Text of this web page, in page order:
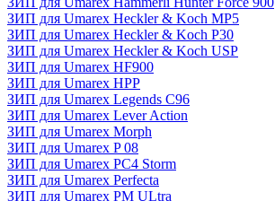
ЗИП для Umarex Heckler & Koch MP5
ЗИП для Umarex Heckler & Koch P30
ЗИП для Umarex Heckler & Koch USP
ЗИП для Umarex HF900
ЗИП для Umarex HPP
ЗИП для Umarex Legends C96
ЗИП для Umarex Lever Action
ЗИП для Umarex Morph
ЗИП для Umarex P 08
ЗИП для Umarex PC4 Storm
ЗИП для Umarex Perfecta
ЗИП для Umarex PM ULtra